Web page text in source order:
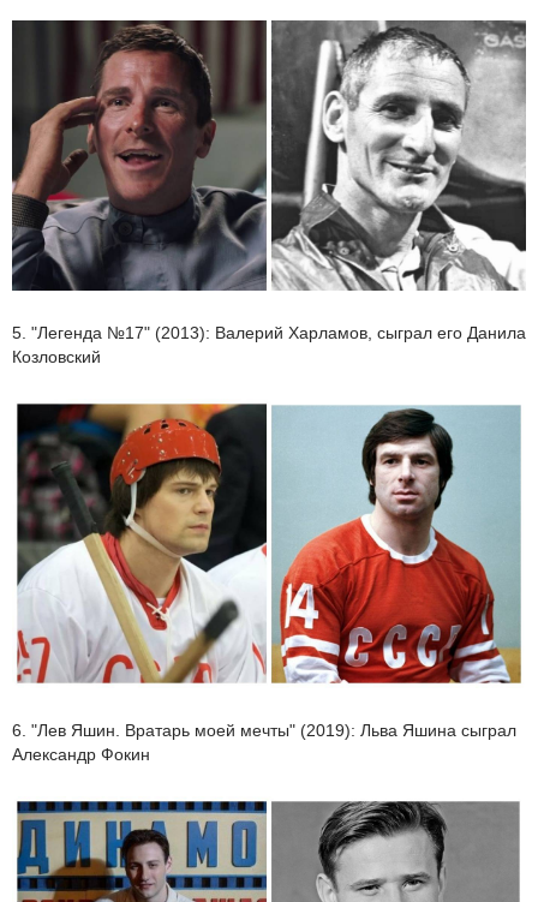
5. "Легенда №17" (2013): Валерий Харламов, сыграл его Данила
Козловский
6. "Лев Яшин. Вратарь моей мечты" (2019): Льва Яшина сыграл
Александр Фокин